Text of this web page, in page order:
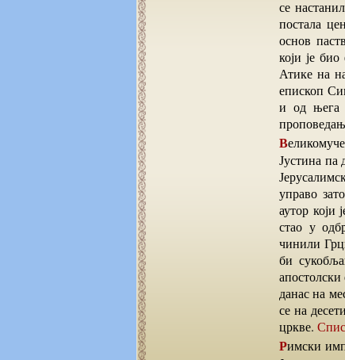
се
постала
основ
који је
Атике на
епископ
и од њега
Великомученика Симеона на месту епископа наслеђује Јустин I (107-111. год.н.е.). Од оца
Јустина па
управо
аутор који
стао у
чинили
би
данас на
се на
цркве.
Римски император Адријан 135.год. одлучује да затрпа све јудејске и хришћанске храмове у